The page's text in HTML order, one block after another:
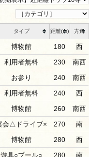
タイプ 距離(m) 方角
博物館 180 西
利用者無料 230 南西
お参り 240 南西
利用者無料 240 西
博物館 260 南西
会△ドライブ× 270 南
博物館 280 西
遊具○プール○ 280 南